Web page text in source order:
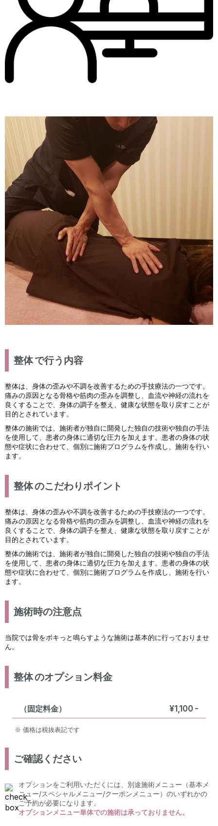
整体で行う内容
整体は、身体の歪みや不調を改善するための手技療法の一つです。
痛みの原因となる骨格や筋肉の歪みを調整し、血流や神経の流れを
良くすることで、身体の調子を整え、健康な状態を取り戻すことが
目的とされています。
整体の施術では、施術者が独自に開発した独自の技術や独自の手法
を使用して、患者の身体に適切な圧力を加えます。患者の身体の状
態や症状に合わせて、個別に施術プログラムを作成し、施術を行い
ます。
整体のこだわりポイント
整体は、身体の歪みや不調を改善するための手技療法の一つです。
痛みの原因となる骨格や筋肉の歪みを調整し、血流や神経の流れを
良くすることで、身体の調子を整え、健康な状態を取り戻すことが
目的とされています。
整体の施術では、施術者が独自に開発した独自の技術や独自の手法
を使用して、患者の身体に適切な圧力を加えます。患者の身体の状
態や症状に合わせて、個別に施術プログラムを作成し、施術を行い
ます。
施術時の注意点
当院では骨をボキっと鳴らすような施術は基本的に行っておりませ
ん。
整体のオプション料金
（固定料金） ¥1,100 -
※ 価格は税抜表記です
ご確認ください
オプションをご利用いただくには、別途施術メニュー（基本メ
ニュー/スペシャルメニュー/クーポンメニュー）のいずれかの
ご予約が必要になります。
オプションメニュー単体での施術は承っておりません。